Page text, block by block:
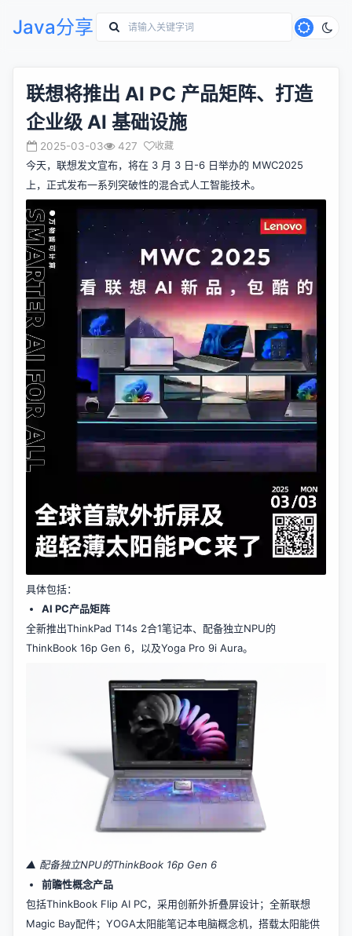
Java分享
联想将推出 AI PC 产品矩阵、打造
企业级 AI 基础设施
2025-03-03 427 收藏
今天，联想发文宣布，将在 3 月 3 日-6 日举办的 MWC2025
上，正式发布一系列突破性的混合式人工智能技术。
具体包括：
AI PC产品矩阵
全新推出ThinkPad T14s 2合1笔记本、配备独立NPU的
ThinkBook 16p Gen 6，以及Yoga Pro 9i Aura。
▲ 配备独立NPU的ThinkBook 16p Gen 6
前瞻性概念产品
包括ThinkBook Flip AI PC，采用创新外折叠屏设计；全新联想
Magic Bay配件；YOGA太阳能笔记本电脑概念机，搭载太阳能供